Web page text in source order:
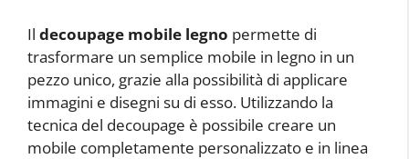
Il decoupage mobile legno permette di
trasformare un semplice mobile in legno in un
pezzo unico, grazie alla possibilità di applicare
immagini e disegni su di esso. Utilizzando la
tecnica del decoupage è possibile creare un
mobile completamente personalizzato e in linea